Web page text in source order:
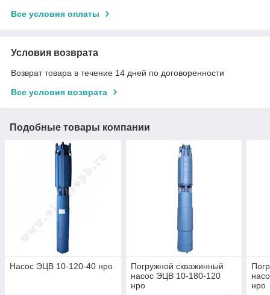
Все условия оплаты
Условия возврата
Возврат товара в течение 14 дней по договоренности
Все условия возврата
Подобные товары компании
Насос ЭЦВ 10-120-40 нро
Погружной скважинный
насос ЭЦВ 10-180-120
нро
нро